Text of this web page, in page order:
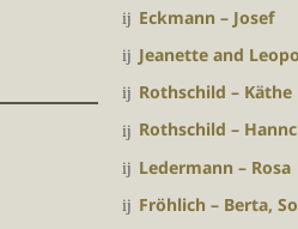
Eckmann – Josef
Jeanette and
Rothschild – Käthe
Rothschild –
Ledermann – Rosa
Fröhlich – Berta,